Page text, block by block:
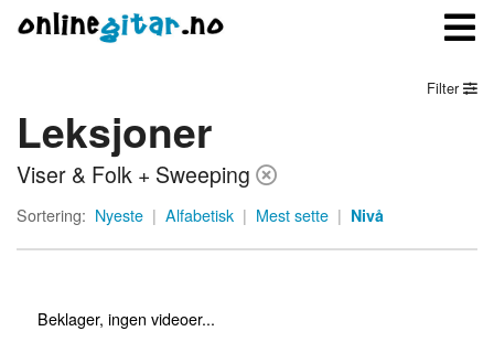
Meny
Logg inn
Filter
Leksjoner
Viser & Folk + Sweeping
Sortering: Nyeste | Alfabetisk | Mest sette | Nivå
Beklager, ingen videoer...